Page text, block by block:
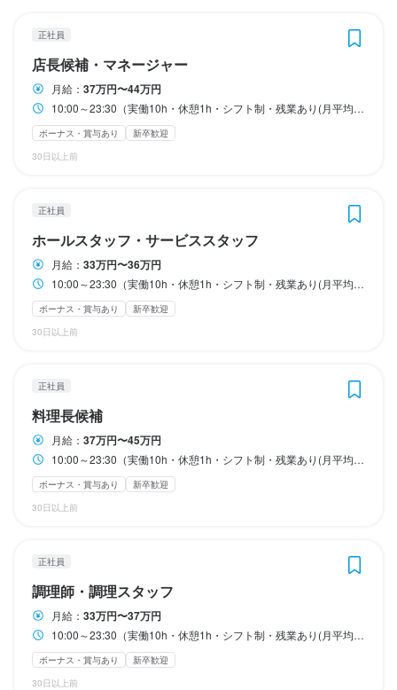
ヘルプ・お問い合わせフォーム
掲載をご検討の店舗様へ
食べログ求人PRESS
プライバシーポリシー
利用規約
正社員
店長候補・マネージャー
月給： 37万円〜44万円
10:00～23:30（実働10h・休憩1h・シフト制・残業あり(月平均20時間)） ☆上記時間内でシフト制 ☆シフトの半分は早番と遅番となります。 ・11:00〜22:00 ・10:00〜16:00 ・17:00〜23:00 ※通しシフト、ランチシフト、ディナーシフトを織り交ぜシフト作成 ✅1日の残業を1時間以内に抑えることを目標としています。
ボーナス・賞与あり
新卒歓迎
30日以上前
正社員
ホールスタッフ・サービススタッフ
月給： 33万円〜36万円
10:00～23:30（実働10h・休憩1h・シフト制・残業あり(月平均20時間)） ☆上記時間内でシフト制 ☆シフトの半分は早番と遅番となります。 ・11:00〜22:00 ・10:00〜16:00 ・17:00〜23:00 ※通しシフト、ランチシフト、ディナーシフトを織り交ぜシフト作成 ✅1日の残業を1時間以内に抑えることを目標としています。
ボーナス・賞与あり
新卒歓迎
30日以上前
正社員
料理長候補
月給： 37万円〜45万円
10:00～23:30（実働10h・休憩1h・シフト制・残業あり(月平均20時間)） ☆上記時間内でシフト制 ☆シフトの半分は早番と遅番となります。 ・11:00〜22:00 ・10:00〜16:00 ・17:00〜23:00 ※通しシフト、ランチシフト、ディナーシフトを織り交ぜシフト作成 ✅1日の残業を1時間以内に抑えることを目標としています。
ボーナス・賞与あり
新卒歓迎
30日以上前
正社員
調理師・調理スタッフ
月給： 33万円〜37万円
10:00～23:30（実働10h・休憩1h・シフト制・残業あり(月平均20時間)） ☆上記時間内でシフト制 ☆シフトの半分は早番と遅番となります。 ・11:00〜22:00 ・10:00〜16:00 ・17:00〜23:00 ※通しシフト、ランチシフト、ディナーシフトを織り交ぜシフト作成 ✅1日の残業を1時間以内に抑えることを目標としています。
ボーナス・賞与あり
新卒歓迎
30日以上前
休日・休暇
月9日休み・年間126～130日休み
※取得率は95％を超えています。
★有給休暇
★慶弔休暇
★産前・産後休暇
★育児・介護休暇　など
✅《月9日休、年休126日以上、月間労働時間200h以下》
ワークライフバランスの充実および休みの日はしっかり身体を休
月8日以上休みあり
待遇
・社会保険完備
・交通費全額支給
・業績連動賞与 年2回
・直営レストラン全国運営店舗利用割引　25％OFF
・月間インセンティブ制度
＜✨健康第一！日頃の体調管理へ✨＞
・定期健康診断　年2回　会社負担
・インフルエンザ予防接種　毎年11月　会社負担
休日・休暇
月9日休み・年間126～130日休み
※取得率は95％を超えています。
★有給休暇
★慶弔休暇
★産前・産後休暇
★育児・介護休暇　など
✅《月9日休、年休126日以上、月間労働時間200h以下》
ワークライフバランスの充実および休みの日はしっかり身体を休
月8日以上休みあり
待遇
・社会保険完備
・交通費全額支給
・業績連動賞与 年2回
・直営レストラン全国運営店舗利用割引　25％OFF
・月間インセンティブ制度
＜✨健康第一！日頃の体調管理へ✨＞
・定期健康診断　年2回　会社負担
・インフルエンザ予防接種　毎年11月　会社負担
休日・休暇
月9日休み・年間126～130日休み
※取得率は95％を超えています。
★有給休暇
★慶弔休暇
★産前・産後休暇
★育児・介護休暇　など
✅《月9日休、年休126日以上、月間労働時間200h以下》
ワークライフバランスの充実および休みの日はしっかり身体を休
月8日以上休みあり
待遇
・社会保険完備
・交通費全額支給
・業績連動賞与 年2回
・直営レストラン全国運営店舗利用割引　25％OFF
・月間インセンティブ制度
＜✨健康第一！日頃の体調管理へ✨＞
・定期健康診断　年2回　会社負担
・インフルエンザ予防接種　毎年11月　会社負担
休日・休暇
月9日休み・年間126～130日休み
※取得率は95％を超えています。
★有給休暇
★慶弔休暇
★産前・産後休暇
★育児・介護休暇　など
✅《月9日休、年休126日以上、月間労働時間200h以下》
ワークライフバランスの充実および休みの日はしっかり身体を休
月8日以上休みあり
待遇
・社会保険完備
・交通費全額支給
・業績連動賞与 年2回
・直営レストラン全国運営店舗利用割引　25％OFF
・月間インセンティブ制度
＜✨健康第一！日頃の体調管理へ✨＞
・定期健康診断　年2回　会社負担
・インフルエンザ予防接種　毎年11月　会社負担
休日・休暇
月9日休み・年間126～130日休み
※取得率は95％を超えています。
★有給休暇
★慶弔休暇
★産前・産後休暇
★育児・介護休暇　など
月8日以上休みあり 平日のみ勤務OK(土日休み)
待遇
・社会保険完備
・交通費全額支給
・業績連動賞与 年2回
・昇格昇給年2回(4月・10月)
・まかないあり(無料)
・直営レストラン全国運営店舗利用割引　25％OFF
＜✨健康第一！日頃の体調管理へ✨＞
・定期健康診断　年2回　会社負担
・インフルエンザ予防接種　毎年11月　会社負担
・女性社員有給制度　毎月最低1日の有給休暇
＜✨仲間やご家族に感謝し幸せを分かち合う！✨＞
休日・休暇
月9日休み・年間126～130日休み
※取得率は95％を超えています。
★有給休暇
★慶弔休暇
★産前・産後休暇
★育児・介護休暇　など
月8日以上休みあり 平日のみ勤務OK(土日休み)
待遇
・社会保険完備
・交通費全額支給
・業績連動賞与 年2回
・昇格昇給年2回(4月・10月)
・まかないあり(無料)
・直営レストラン全国運営店舗利用割引　25％OFF
＜✨健康第一！日頃の体調管理へ✨＞
・定期健康診断　年2回　会社負担
・インフルエンザ予防接種　毎年11月　会社負担
・女性社員有給制度　毎月最低1日の有給休暇
＜✨仲間やご家族に感謝し幸せを分かち合う！✨＞